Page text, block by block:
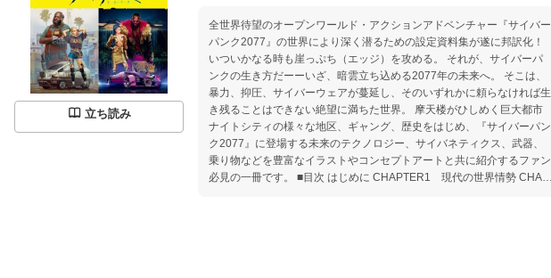
立ち読み
全世界待望のオープンワールド・アクションアドベンチャー『サイバー
パンク2077』の世界により深く潜るための設定資料集が遂に邦訳化！
いついかなる時も崖っぷち（エッジ）を攻める。 それが、サイバーパ
ンクの生き方だーーいざ、暗雲立ち込める2077年の未来へ。 そこは、
暴力、抑圧、サイバーウェアが蔓延し、そのいずれかに頼らなければ生
き残ることはできない絶望に満ちた世界。 摩天楼がひしめく巨大都市
ナイトシティの様々な地区、ギャング、歴史をはじめ、『サイバーパン
ク2077』に登場する未来のテクノロジー、サイバネティクス、武器、
乗り物などを豊富なイラストやコンセプトアートと共に紹介するファン
必見の一冊です。 ■目次 はじめに CHAPTER1 現代の世界情勢 CHAP